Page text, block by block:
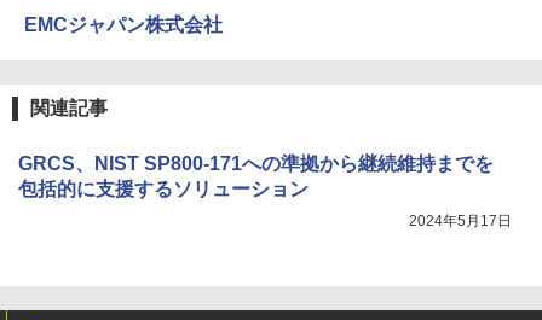
EMCジャパン株式会社
関連記事
GRCS、NIST SP800-171への準拠から継続維持までを
包括的に支援するソリューション
2024年5月17日